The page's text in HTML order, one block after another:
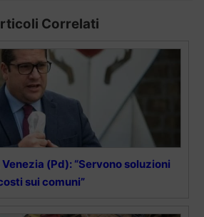
Correlati
(Pd): “Servono soluzioni
sui comuni”